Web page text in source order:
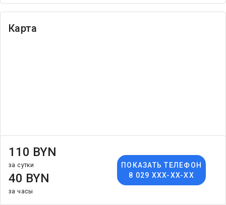
110 BYN
за сутки
40 BYN
за часы
ПОКАЗАТЬ ТЕЛЕФОН
8 029 XXX-XX-XX
Карта
2026 © WEEKEND.BY
Часы работы: пн—пт, 9:00—18:00.